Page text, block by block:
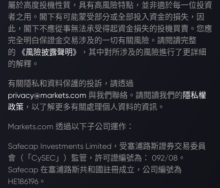
屬於高度投機性質，具有高風險特點，並非適於每一位投資
者之用。閣下有可能蒙受部分或全部投入資金的損失，因
此，閣下不應從事無法承受得起資金損失的投機買賣。您應
完全明白保證金交易涉及的一切有關風險。請閱讀完整
的
《風險披露聲明》
，其中對所涉及的風險進行了更詳細
的解釋。
有關隱私和資料保護的投訴，請透過
privacy@markets.com 與我們聯絡。請閱讀我們的 隱私權
政策 ，以了解更多有關處理個人資料的資訊。
Markets.com 透過以下子公司運作：
Safecap Investments Limited，受塞浦路斯證券交易委員
會（「CySEC」）監管，許可證編號為： 092/08。
Safecap 在塞浦路斯共和國註冊成立，公司編號為
HE186196。